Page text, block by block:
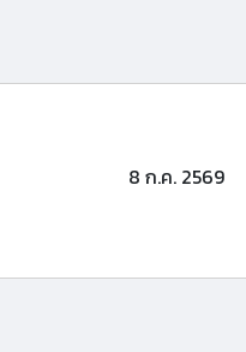
8 ก.ค. 2569